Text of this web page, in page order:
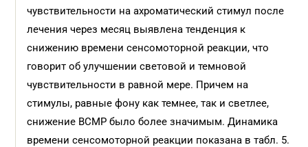
чувствительности на ахроматический стимул после
лечения через месяц выявлена тенденция к
снижению времени сенсомоторной реакции, что
говорит об улучшении световой и темновой
чувствительности в равной мере. Причем на
стимулы, равные фону как темнее, так и светлее,
снижение ВСМР было более значимым. Динамика
времени сенсомоторной реакции показана в табл. 5.